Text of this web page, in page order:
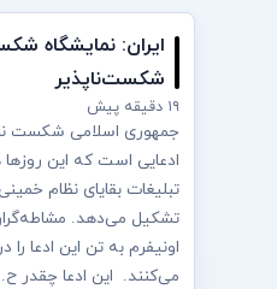
ایران: نمایشگاه
شکست‌ناپذیر
۱۹ دقیقه پیش
جمهوری اسلامی شکست
ادعایی است که این
تبلیغات بقایای نظام
تشکیل می‌دهد.
اونیفرم به‌ تن این ادعا را
می‌کنند. این ادعا چقدر